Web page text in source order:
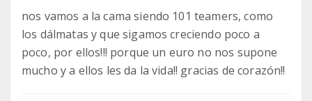
nos vamos a la cama siendo 101 teamers, como
los dálmatas y que sigamos creciendo poco a
poco, por ellos!!! porque un euro no nos supone
mucho y a ellos les da la vida!! gracias de corazón!!